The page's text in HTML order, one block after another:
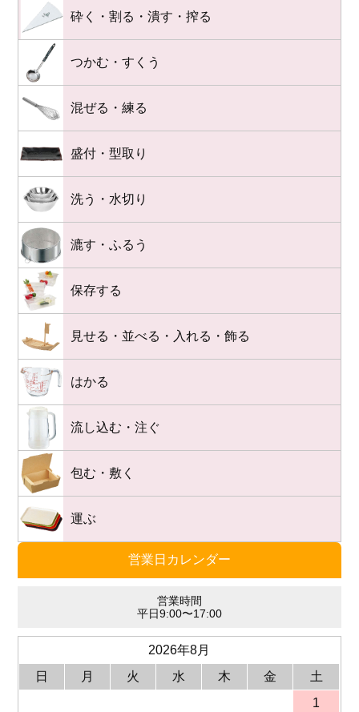
営業日カレンダー
営業時間
平日9:00〜17:00
2026年8月
日
月 火 水 木 金
土
1
砕く・割る・潰す・搾る
つかむ・すくう
混ぜる・練る
盛付・型取り
洗う・水切り
漉す・ふるう
保存する
見せる・並べる・入れる・飾る
はかる
流し込む・注ぐ
包む・敷く
運ぶ